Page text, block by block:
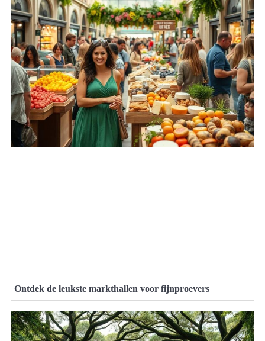
Ontdek de leukste markthallen voor fijnproevers